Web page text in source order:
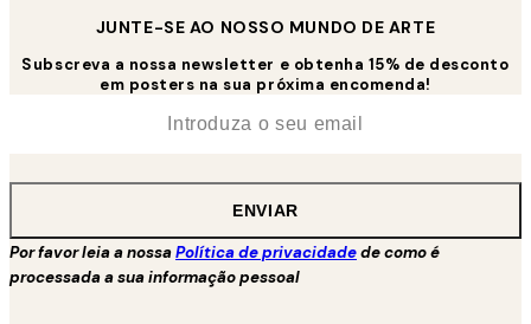
JUNTE-SE AO NOSSO MUNDO DE ARTE
Subscreva a nossa newsletter e obtenha 15% de desconto
em posters na sua próxima encomenda!
ENVIAR
Por favor leia a nossaPolítica de privacidadede como é
processada a sua informação pessoal